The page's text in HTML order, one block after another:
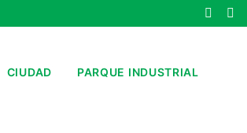
CIUDAD PARQUE INDUSTRIAL